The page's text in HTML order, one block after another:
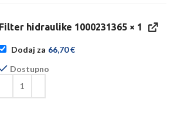
Filter hidraulike 1000231365× 1
Dodaj za 66,70€
Dostupno